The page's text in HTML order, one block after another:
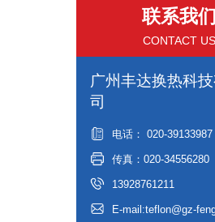
联系我们
CONTACT US
广州丰达换热科
司
电话： 020-39133987
传真：020-34556280
13928761211
E-mail:teflon@gz-